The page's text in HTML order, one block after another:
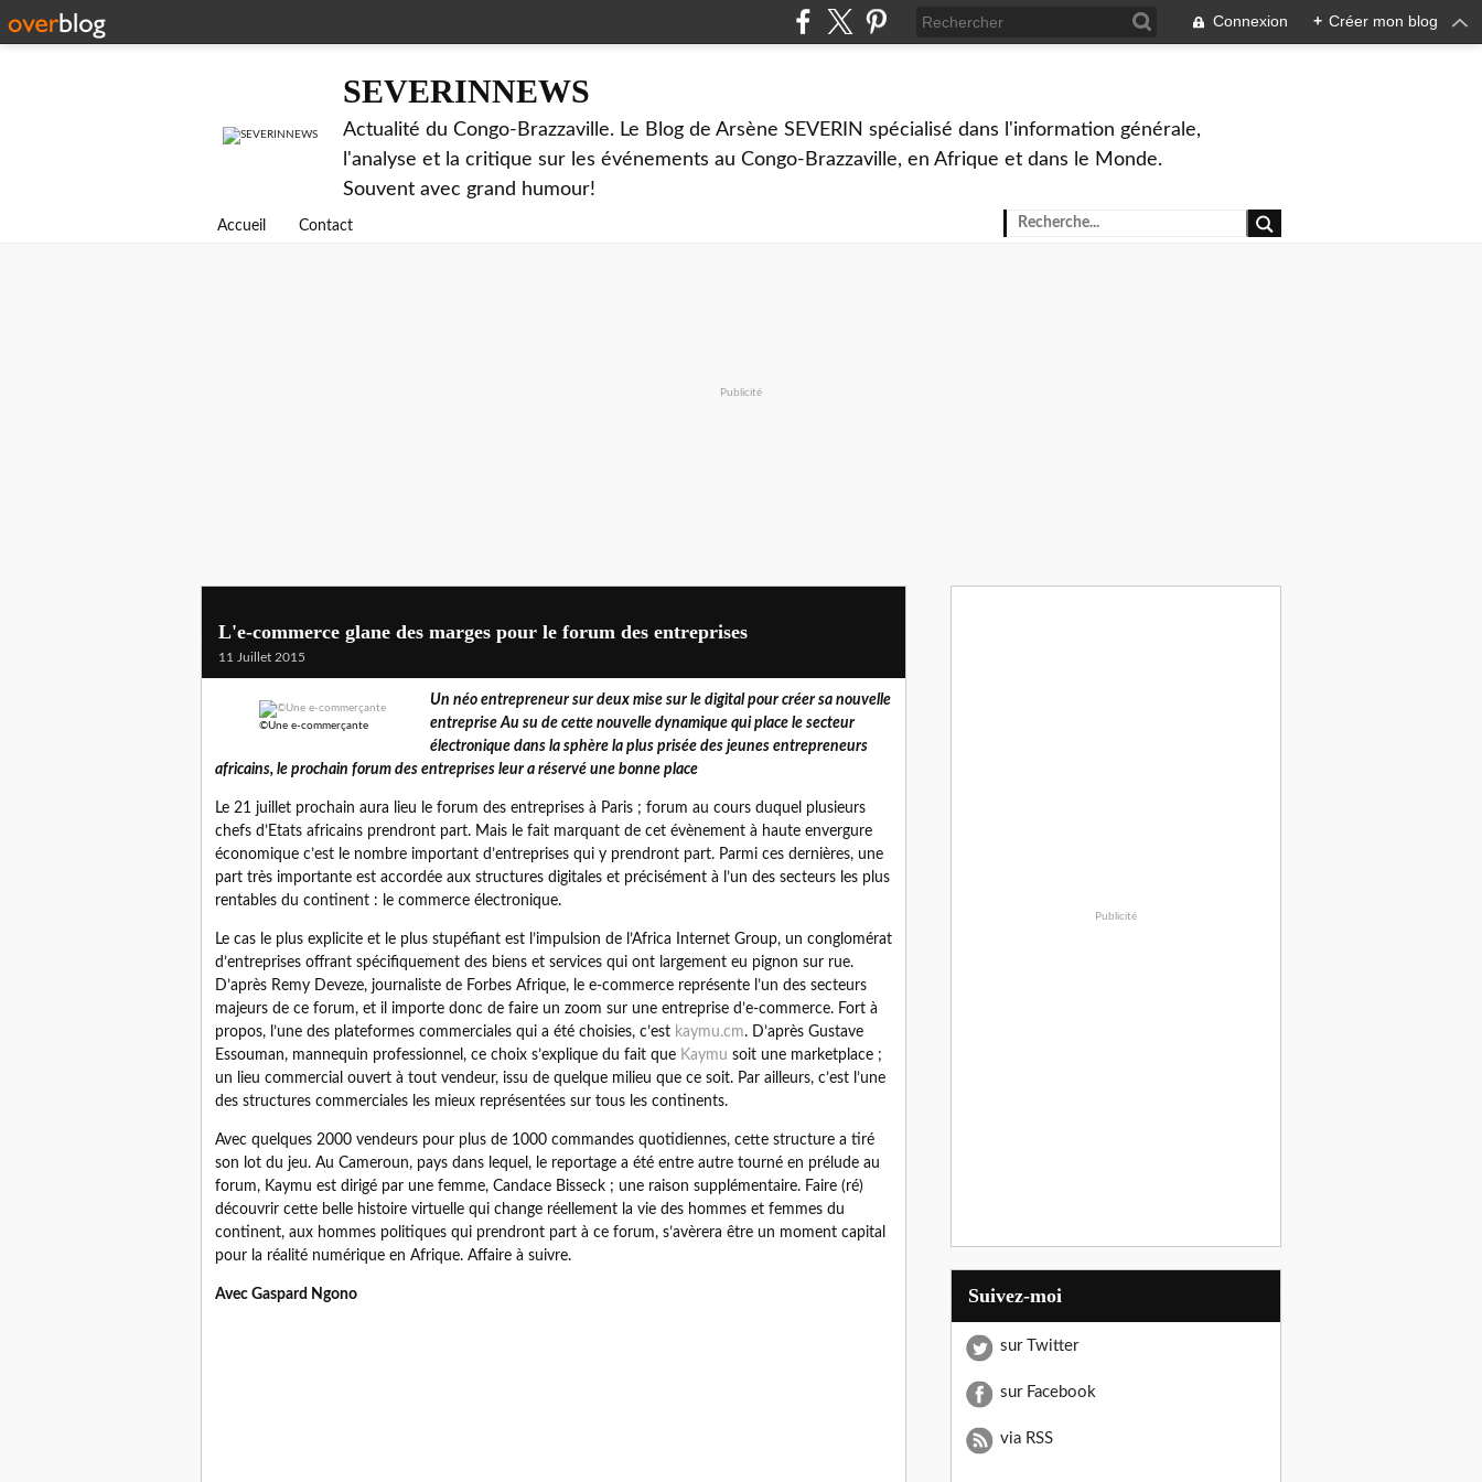
Connexion + Créer mon blog
SEVERINNEWS
Actualité du Congo-Brazzaville. Le Blog de Arsène SEVERIN spécialisé dans l'information générale,
l'analyse et la critique sur les événements au Congo-Brazzaville, en Afrique et dans le Monde.
Souvent avec grand humour!
Accueil Contact
Publicité
L'e-commerce glane des marges pour le forum des entreprises
11 Juillet 2015
©Une e-commerçante
Un néo entrepreneur sur deux mise sur le digital pour créer sa nouvelle
entreprise Au su de cette nouvelle dynamique qui place le secteur
électronique dans la sphère la plus prisée des jeunes entrepreneurs
africains, le prochain forum des entreprises leur a réservé une bonne place
Le 21 juillet prochain aura lieu le forum des entreprises à Paris ; forum au cours duquel plusieurs
chefs d’Etats africains prendront part. Mais le fait marquant de cet évènement à haute envergure
économique c’est le nombre important d’entreprises qui y prendront part. Parmi ces dernières, une
part très importante est accordée aux structures digitales et précisément à l’un des secteurs les plus
rentables du continent : le commerce électronique.
Le cas le plus explicite et le plus stupéfiant est l’impulsion de l’Africa Internet Group, un conglomérat
d’entreprises offrant spécifiquement des biens et services qui ont largement eu pignon sur rue.
D’après Remy Deveze, journaliste de Forbes Afrique, le e-commerce représente l’un des secteurs
majeurs de ce forum, et il importe donc de faire un zoom sur une entreprise d’e-commerce. Fort à
propos, l’une des plateformes commerciales qui a été choisies, c’est kaymu.cm. D’après Gustave
Essouman, mannequin professionnel, ce choix s’explique du fait que Kaymu soit une marketplace ;
un lieu commercial ouvert à tout vendeur, issu de quelque milieu que ce soit. Par ailleurs, c’est l’une
des structures commerciales les mieux représentées sur tous les continents.
Avec quelques 2000 vendeurs pour plus de 1000 commandes quotidiennes, cette structure a tiré
son lot du jeu. Au Cameroun, pays dans lequel, le reportage a été entre autre tourné en prélude au
forum, Kaymu est dirigé par une femme, Candace Bisseck ; une raison supplémentaire. Faire (ré)
découvrir cette belle histoire virtuelle qui change réellement la vie des hommes et femmes du
continent, aux hommes politiques qui prendront part à ce forum, s’avèrera être un moment capital
pour la réalité numérique en Afrique. Affaire à suivre.
Avec Gaspard Ngono
Publicité
Suivez-moi
sur Twitter
sur Facebook
via RSS